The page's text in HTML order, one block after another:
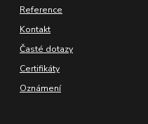
Reference
Kontakt
Časté dotazy
Certifikáty
Oznámení